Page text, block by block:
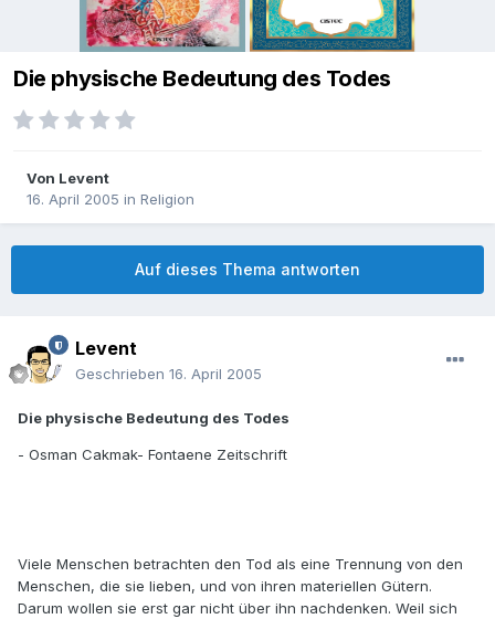
Die physische Bedeutung des Todes
Von Levent
16. April 2005 in Religion
Auf dieses Thema antworten
Levent
Geschrieben 16. April 2005
Die physische Bedeutung des Todes
- Osman Cakmak- Fontaene Zeitschrift
Viele Menschen betrachten den Tod als eine Trennung von den
Menschen, die sie lieben, und von ihren materiellen Gütern.
Darum wollen sie erst gar nicht über ihn nachdenken. Weil sich